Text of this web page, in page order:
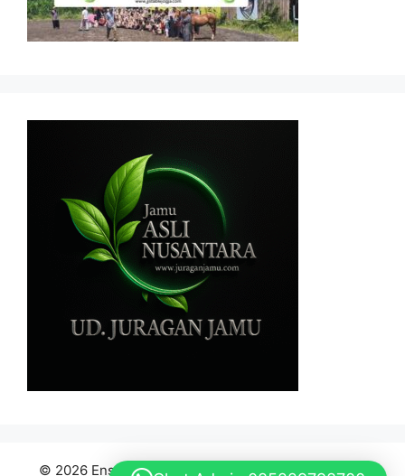
© 2026 Ensiklopedia Bahan Baku Jamu Indonesia •